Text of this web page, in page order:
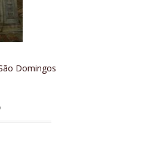
Domingos